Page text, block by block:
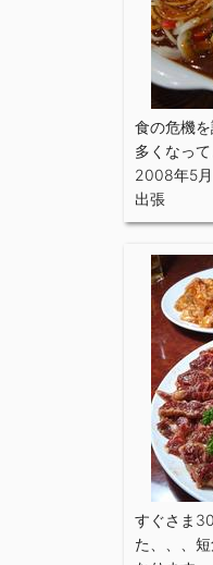
食の危機
多くなって
2008年5
出張
すぐさま
た、、、